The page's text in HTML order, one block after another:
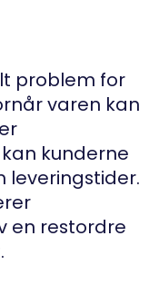
problem for
varen kan
kunderne
en restordre